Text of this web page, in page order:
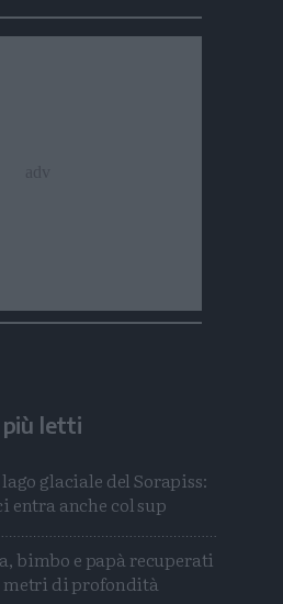
più letti
glaciale del Sorapiss:
entra anche col sup
bimbo e papà recuperati
metri di profondità